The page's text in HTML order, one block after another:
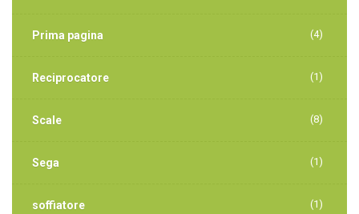
Prima pagina (4)
Reciprocatore (1)
Scale (8)
Sega (1)
soffiatore (1)